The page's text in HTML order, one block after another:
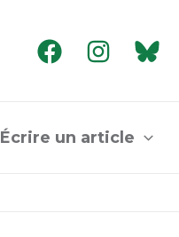
Écrire un article